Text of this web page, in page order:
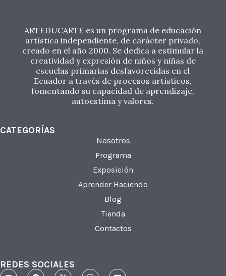
ARTEDUCARTE es un programa de educación
artística independiente, de carácter privado,
creado en el año 2000. Se dedica a estimular la
creatividad y expresión de niños y niñas de
escuelas primarias desfavorecidas en el
Ecuador a través de procesos artísticos,
fomentando su capacidad de aprendizaje,
autoestima y valores.
CATEGORÍAS
Nosotros
Programa
Exposición
Aprender Haciendo
Blog
Tienda
Contactos
REDES SOCIALES